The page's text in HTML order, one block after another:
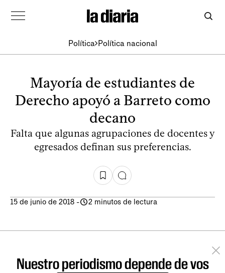
Política Política nacional
Mayoría de estudiantes de
Derecho apoyó a Barreto como
decano
Falta que algunas agrupaciones de docentes y
egresados definan sus preferencias.
15 de junio de 2018 - 2 minutos de lectura
Nuestro periodismo depende de vos